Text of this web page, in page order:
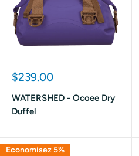
Prix
$239.00
WATERSHED - Ocoee Dry
Duffel
Economisez 5%